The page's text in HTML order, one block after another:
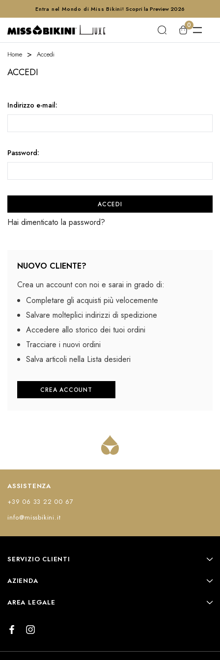
Entra nel Mondo di Miss Bikini! Scopri la Preview 2026
0
Home Accedi
ACCEDI
Indirizzo e-mail:
Password:
Hai dimenticato la password?
NUOVO CLIENTE?
Crea un account con noi e sarai in grado di:
Completare gli acquisti più velocemente
Salvare molteplici indirizzi di spedizione
Accedere allo storico dei tuoi ordini
Tracciare i nuovi ordini
Salva articoli nella Lista desideri
CREA ACCOUNT
ASSISTENZA
+39 06 33 22 00 67
info@missbikini.it
SERVIZIO CLIENTI
AZIENDA
AREA LEGALE